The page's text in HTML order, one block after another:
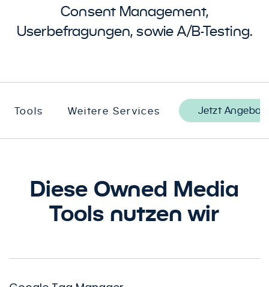
Consent Management,
Userbefragungen, sowie A/B-Testing.
Tools Weitere Services Jetzt Angebot
Diese Owned Media
Tools nutzen wir